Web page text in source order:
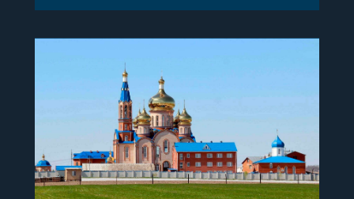
жителів збереглося передання, що у монгольський
монастир, заснований ченцями Києво-
Печерської Лаври, що переселились у
густі лемешівські ліси після зруйнування Києва
Батиєм у 1240-му році. Обитель проіснувала
недовго та була спалена під час одного […]